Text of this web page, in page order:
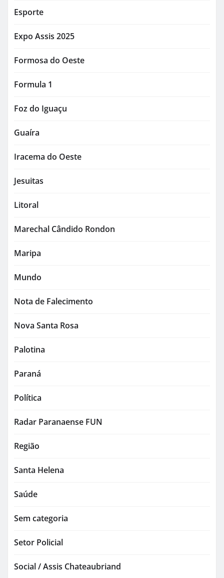
Esporte
Expo Assis 2025
Formosa do Oeste
Formula 1
Foz do Iguaçu
Guaíra
Iracema do Oeste
Jesuitas
Litoral
Marechal Cândido Rondon
Maripa
Mundo
Nota de Falecimento
Nova Santa Rosa
Palotina
Paraná
Política
Radar Paranaense FUN
Região
Santa Helena
Saúde
Sem categoria
Setor Policial
Social / Assis Chateaubriand